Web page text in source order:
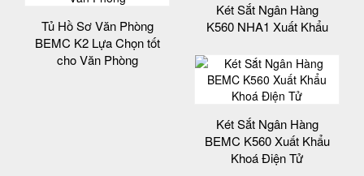
Tủ Hồ Sơ Văn Phòng
BEMC K2 Lựa Chọn tốt
cho Văn Phòng
Két Sắt Ngân Hàng
K560 NHA1 Xuất Khẩu
Két Sắt Ngân Hàng
BEMC K560 Xuất Khẩu
Khoá Điện Tử